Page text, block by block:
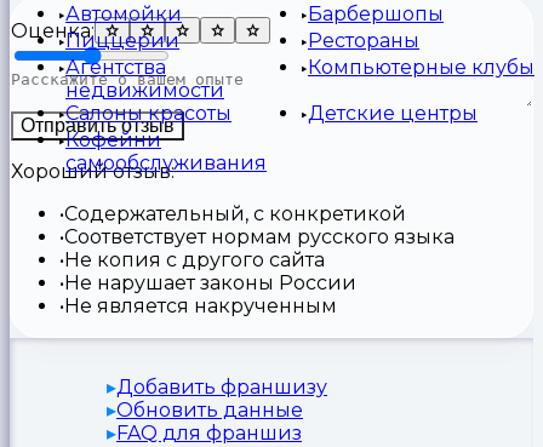
Автомойки
Барбершопы
Пиццерии
Рестораны
Агентства
недвижимости
Компьютерные клубы
Салоны красоты
Детские центры
Кофейни
самообслуживания
Оценка:
Отправить отзыв
Хороший отзыв:
Содержательный, с конкретикой
Соответствует нормам русского языка
Не копия с другого сайта
Не нарушает законы России
Не является накрученным
Добавить франшизу
Обновить данные
FAQ для франшиз